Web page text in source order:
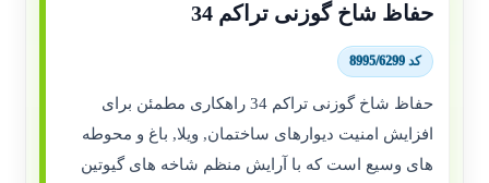
حفاظ شاخ گوزنی تراکم 34
کد 8995/6299
حفاظ شاخ گوزنی تراکم 34 راهکاری مطمئن برای
افزایش امنیت دیوارهای ساختمان, ویلا, باغ و محوطه
های وسیع است که با آرایش منظم شاخه های گیوتین